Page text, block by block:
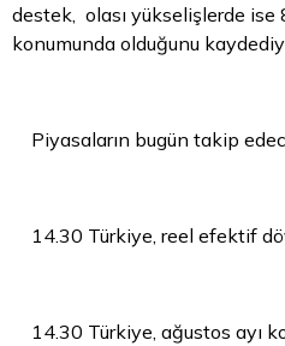
destek, olası yükselişlerde
konumunda olduğunu
Piyasaların bugün takip
14.30 Türkiye, reel efektif
14.30 Türkiye, ağustos ayı